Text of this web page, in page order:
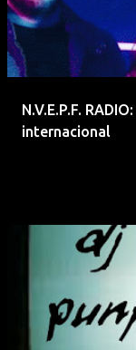
N.V.E.P.F.
internacional